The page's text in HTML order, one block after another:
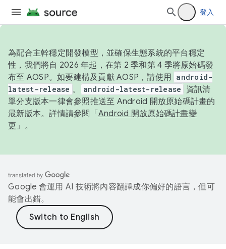
登入
為配合主幹穩定開發模型，並確保生態系統的平台穩定
性，我們將自 2026 年起，在第 2 季和第 4 季將原始碼發
布至 AOSP。如要建構及貢獻 AOSP，請使用 android-
latest-release 。 android-latest-release
資訊清
單分支版本一律會參照推送至 Android 開放原始碼計畫的
最新版本。詳情請參閱「 Android 開放原始碼計畫變
更 」。
Google 會運用 AI 技術將內容翻譯成你偏好的語言，但可
能會出錯。